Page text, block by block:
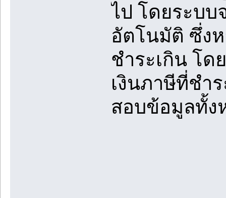
ไป โดยระบ
อัตโนมัติ ซึ่ง
ชำระเกิน โด
เงินภาษีที่ชำ
สอบข้อมูลทั้ง